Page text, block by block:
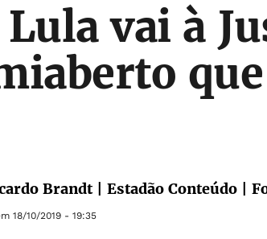
vai à
que
Brandt | Estadão Conteúdo |
18/10/2019 - 19:35